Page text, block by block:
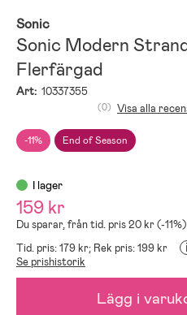
Sonic
Sonic Modern
Flerfärgad
Art: 10337355
-11% End of Season
(0) Visa alla
I lager
159 kr
Du sparar, från tid. pris 20 kr (-11%)
Tid. pris: 179 kr; Rek pris: 199 kr
Se prishistorik
Lägg i